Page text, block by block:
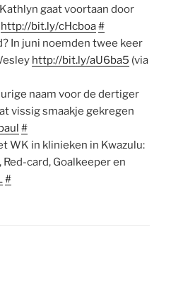
gaat voortaan door
http://bit.ly/cHcboa#
In juni noemden twee keer
http://bit.ly/aU6ba5 (via
naam voor de dertiger
vissig smaakje gekregen
#
WK in klinieken in Kwazulu:
card, Goalkeeper en
#